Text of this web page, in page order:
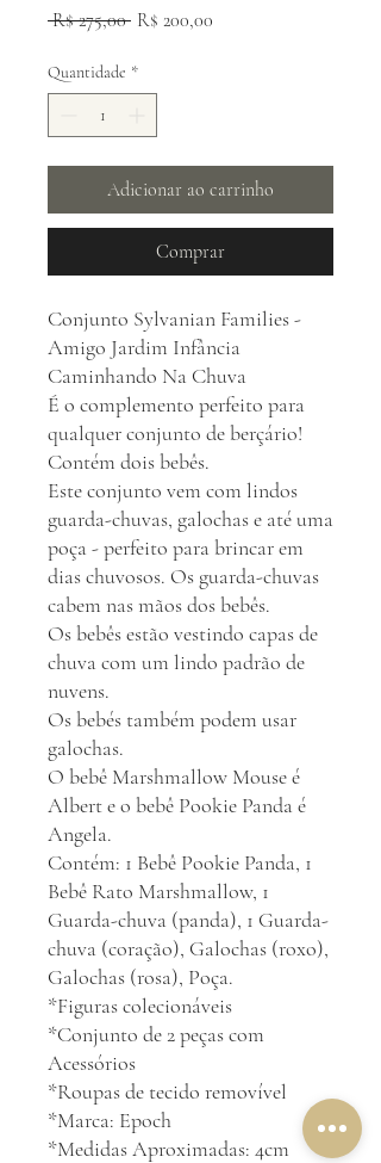
R$ 275,00 Preço
R$ 200,00
Quantidade *
Adicionar ao carrinho
Comprar
Conjunto Sylvanian Families -
Amigo Jardim Infância
Caminhando Na Chuva
É o complemento perfeito para
qualquer conjunto de berçário!
Contém dois bebês.
Este conjunto vem com lindos
guarda-chuvas, galochas e até uma
poça - perfeito para brincar em
dias chuvosos. Os guarda-chuvas
cabem nas mãos dos bebês.
Os bebês estão vestindo capas de
chuva com um lindo padrão de
nuvens.
Os bebés também podem usar
galochas.
O bebê Marshmallow Mouse é
Albert e o bebê Pookie Panda é
Angela.
Contém: 1 Bebê Pookie Panda, 1
Bebê Rato Marshmallow, 1
Guarda-chuva (panda), 1 Guarda-
chuva (coração), Galochas (roxo),
Galochas (rosa), Poça.
*Figuras colecionáveis
*Conjunto de 2 peças com
Acessórios
*Roupas de tecido removível
*Marca: Epoch
*Medidas Aproximadas: 4cm